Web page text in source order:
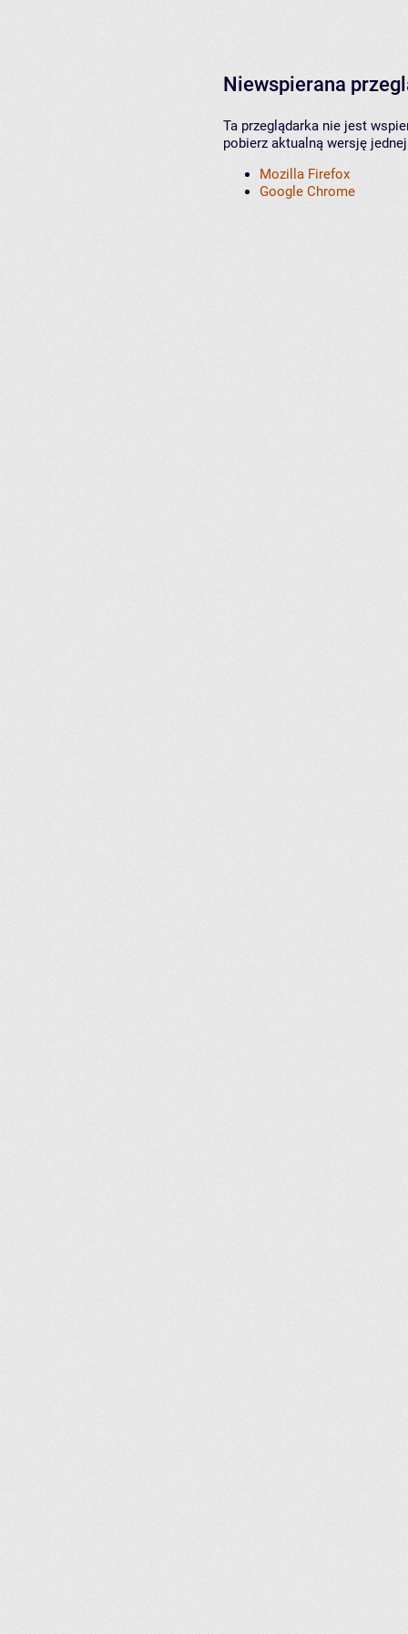
Niewspierana
Ta przeglądarka nie jest
pobierz aktualną wersję
Mozilla Firefox
Google Chrome